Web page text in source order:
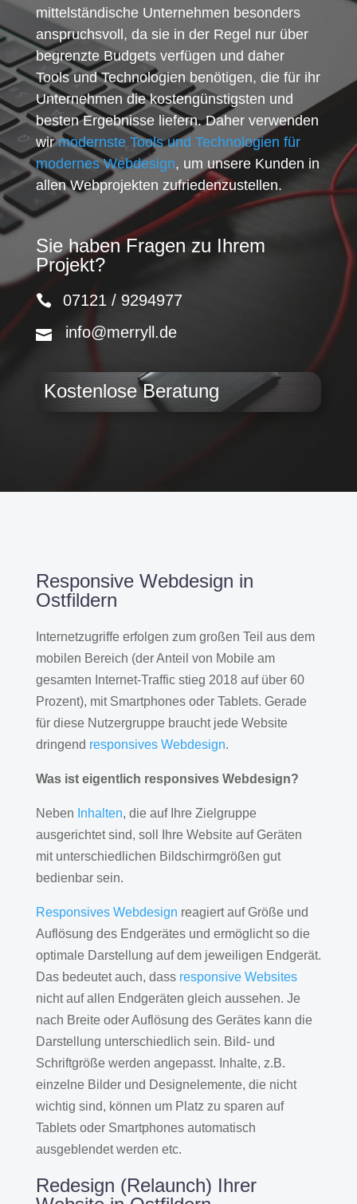
mittelständische Unternehmen besonders
anspruchsvoll, da sie in der Regel nur über
begrenzte Budgets verfügen und daher
Tools und Technologien benötigen, die für ihr
Unternehmen die kostengünstigsten und
besten Ergebnisse liefern. Daher verwenden
wirmodernste Tools und Technologien für
modernes Webdesign, um unsere Kunden in
allen Webprojekten zufriedenzustellen.
Sie haben Fragen zu Ihrem
Projekt?
07121 / 9294977
info@merryll.de
Kostenlose Beratung
Responsive Webdesign in
Ostfildern
Internetzugriffe erfolgen zum großen Teil aus dem
mobilen Bereich (der Anteil von Mobile am
gesamten Internet-Traffic stieg 2018 auf über 60
Prozent), mit Smartphones oder Tablets. Gerade
für diese Nutzergruppe braucht jede Website
dringend responsives Webdesign.
Was ist eigentlich responsives Webdesign?
Neben Inhalten, die auf Ihre Zielgruppe
ausgerichtet sind, soll Ihre Website auf Geräten
mit unterschiedlichen Bildschirmgrößen gut
bedienbar sein.
Responsives Webdesign reagiert auf Größe und
Auflösung des Endgerätes und ermöglicht so die
optimale Darstellung auf dem jeweiligen Endgerät.
Das bedeutet auch, dass responsive Websites
nicht auf allen Endgeräten gleich aussehen. Je
nach Breite oder Auflösung des Gerätes kann die
Darstellung unterschiedlich sein. Bild- und
Schriftgröße werden angepasst. Inhalte, z.B.
einzelne Bilder und Designelemente, die nicht
wichtig sind, können um Platz zu sparen auf
Tablets oder Smartphones automatisch
ausgeblendet werden etc.
Redesign (Relaunch) Ihrer